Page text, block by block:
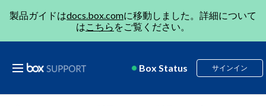
製品ガイドはdocs.box.comに移動しました。詳細について
はこちら をご覧ください。
Box Status サインイン